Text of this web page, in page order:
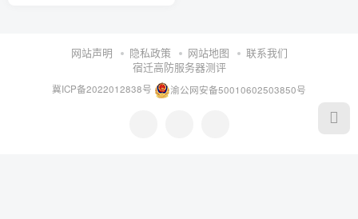
网站声明 隐私政策 网站地图
联系我们
宿迁高防服务器测评
冀ICP备2022012838号 渝公网安备50010602503850号